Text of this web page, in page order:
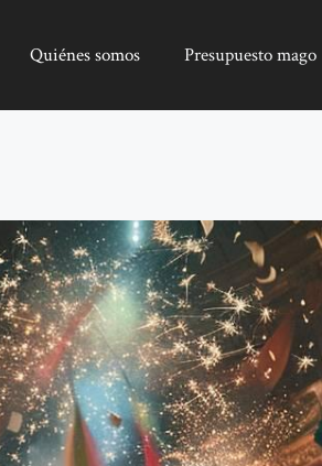
Quiénes somos Presupuesto mago